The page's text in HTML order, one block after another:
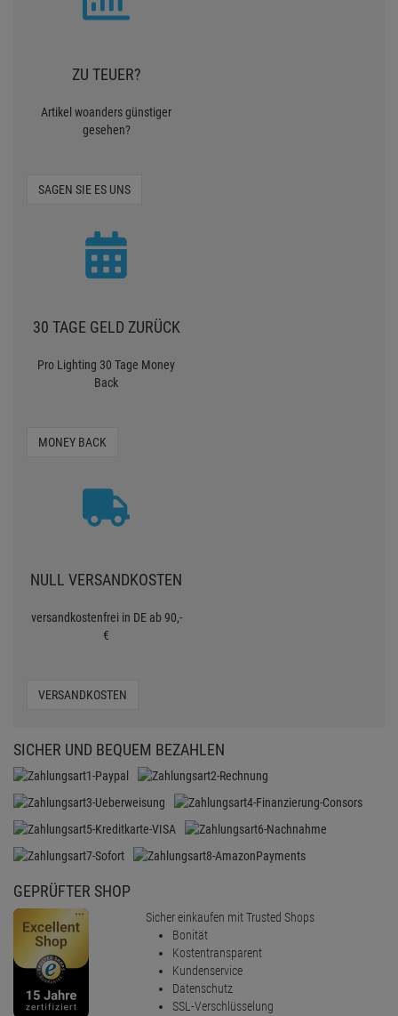
ZU TEUER?
Artikel woanders günstiger
gesehen?
SAGEN SIE ES UNS
30 TAGE GELD ZURÜCK
Pro Lighting 30 Tage Money
Back
MONEY BACK
NULL VERSANDKOSTEN
versandkostenfrei in DE ab 90,-
€
VERSANDKOSTEN
SICHER UND BEQUEM BEZAHLEN
GEPRÜFTER SHOP
Sicher einkaufen mit Trusted Shops
Bonität
Kostentransparent
Kundenservice
Datenschutz
SSL-Verschlüsselung